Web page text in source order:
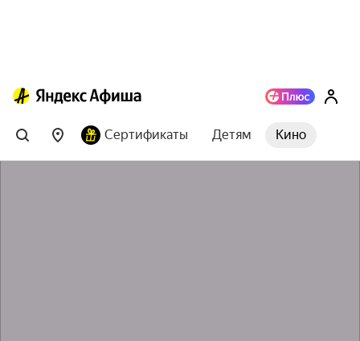
Сертификаты Детям Кино